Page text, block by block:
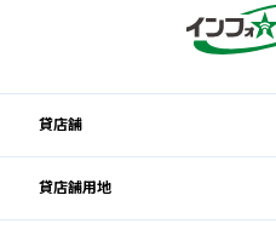
貸店舗
貸店舗用地